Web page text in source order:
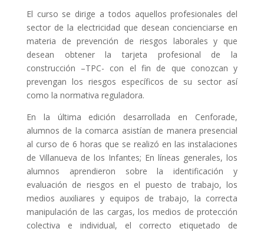
El curso se dirige a todos aquellos profesionales del
sector de la electricidad que desean concienciarse en
materia de prevención de riesgos laborales y que
desean obtener la tarjeta profesional de la
construcción –TPC- con el fin de que conozcan y
prevengan los riesgos específicos de su sector así
como la normativa reguladora.
En la última edición desarrollada en Cenforade,
alumnos de la comarca asistían de manera presencial
al curso de 6 horas que se realizó en las instalaciones
de Villanueva de los Infantes; En líneas generales, los
alumnos aprendieron sobre la identificación y
evaluación de riesgos en el puesto de trabajo, los
medios auxiliares y equipos de trabajo, la correcta
manipulación de las cargas, los medios de protección
colectiva e individual, el correcto etiquetado de